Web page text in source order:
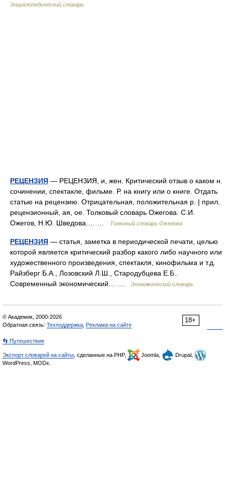
Энциклопедический словарь
РЕЦЕНЗИЯ — РЕЦЕНЗИЯ, и, жен. Критический отзыв о каком н.
сочинении, спектакле, фильме. Р. на книгу или о книге. Отдать
статью на рецензию. Отрицательная, положительная р. | прил.
рецензионный, ая, ое. Толковый словарь Ожегова. С.И.
Ожегов, Н.Ю. Шведова.… …
Толковый словарь Ожегова
РЕЦЕНЗИЯ — статья, заметка в периодической печати, целью
которой является критический разбор какого либо научного или
художественного произведения, спектакля, кинофильма и т.д.
Райзберг Б.А., Лозовский Л.Ш., Стародубцева Е.Б..
Современный экономический… …
Экономический словарь
18+
© Академик, 2000-2026
Обратная связь: Техподдержка Реклама на сайте
👣 Путешествия
Экспорт словарей на сайты , сделанные на PHP, Joomla,
Drupal,
WordPress, MODx.